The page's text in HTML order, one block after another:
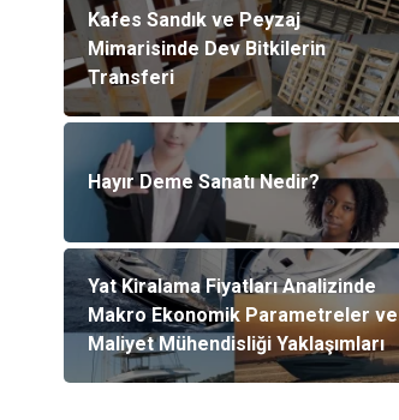
Kafes Sandık ve Peyzaj
Mimarisinde Dev Bitkilerin
Transferi
Hayır Deme Sanatı Nedir?
Yat Kiralama Fiyatları Analizinde
Makro Ekonomik Parametreler ve
Maliyet Mühendisliği Yaklaşımları